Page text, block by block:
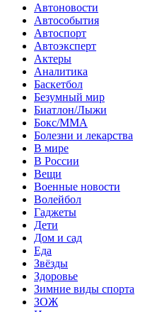
Автоновости
Автособытия
Автоспорт
Автоэксперт
Актеры
Аналитика
Баскетбол
Безумный мир
Биатлон/Лыжи
Бокс/MMA
Болезни и лекарства
В мире
В России
Вещи
Военные новости
Волейбол
Гаджеты
Дети
Дом и сад
Еда
Звёзды
Здоровье
Зимние виды спорта
ЗОЖ